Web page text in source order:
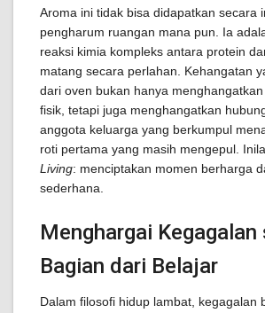
Aroma ini tidak bisa didapatkan secara
pengharum ruangan mana pun. Ia
reaksi kimia kompleks antara protein
matang secara perlahan. Kehangatan
dari oven bukan hanya
fisik, tetapi juga menghangatkan
anggota keluarga yang berkumpul
roti pertama yang masih mengepul.
Living: menciptakan momen berharga
sederhana.
Menghargai Kegagalan
Bagian dari Belajar
Dalam filosofi hidup lambat, kegagalan